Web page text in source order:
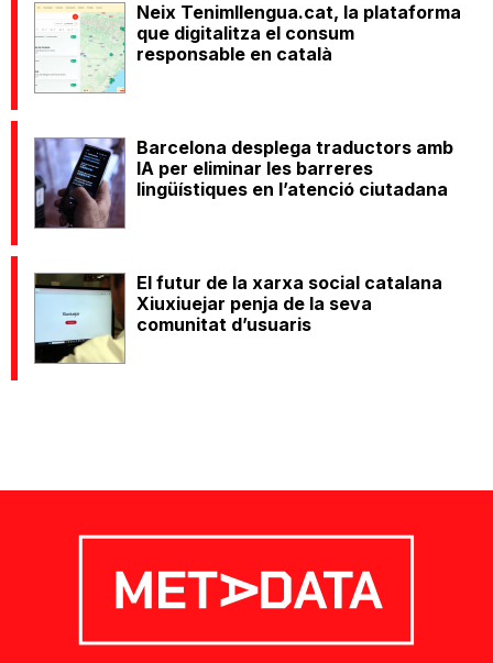
Neix Tenimllengua.cat, la plataforma
que digitalitza el consum
responsable en català
Barcelona desplega traductors amb
IA per eliminar les barreres
lingüístiques en l’atenció ciutadana
El futur de la xarxa social catalana
Xiuxiuejar penja de la seva
comunitat d’usuaris